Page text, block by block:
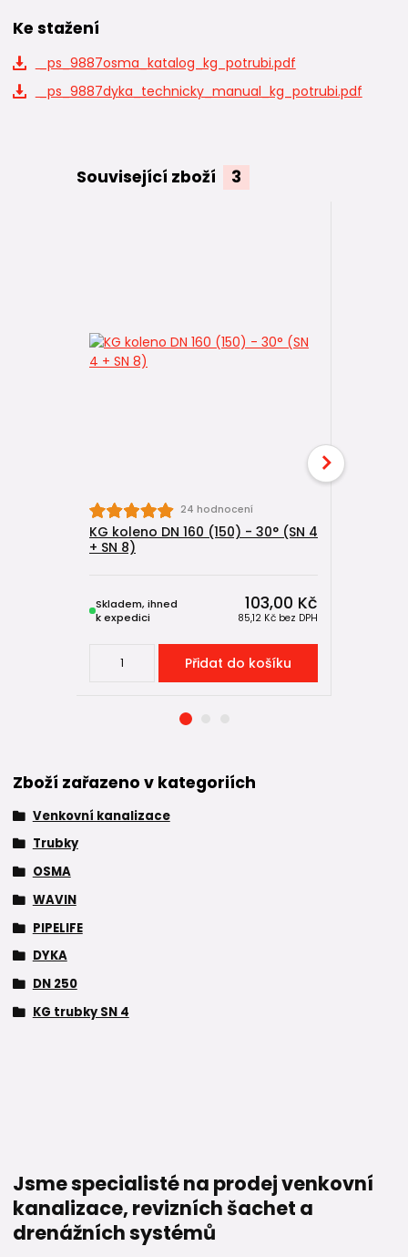
Ke stažení
_ps_9887osma_katalog_kg_potrubi.pdf
_ps_9887dyka_technicky_manual_kg_potrubi.pdf
Související zboží 3
24 hodnocení
KG koleno DN 160 (150) - 30° (SN 4
+ SN 8)
103,00 Kč
85,12 Kč bez DPH
Skladem, ihned
k expedici
Přidat do košíku
Zboží zařazeno v kategoriích
Venkovní kanalizace
Trubky
OSMA
WAVIN
PIPELIFE
DYKA
DN 250
KG trubky SN 4
Jsme specialisté na prodej venkovní
kanalizace, revizních šachet a
drenážních systémů